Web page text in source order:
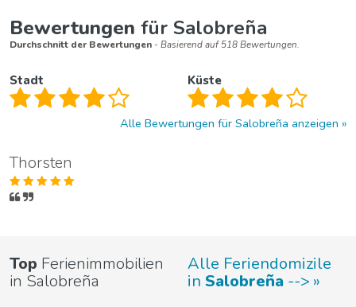
Bewertungen für Salobreña
Durchschnitt der Bewertungen - Basierend auf 518 Bewertungen.
Stadt Küste
Alle Bewertungen für Salobreña anzeigen
Thorsten
Top Ferienimmobilien
in Salobreña
Alle Feriendomizile
in Salobreña -->